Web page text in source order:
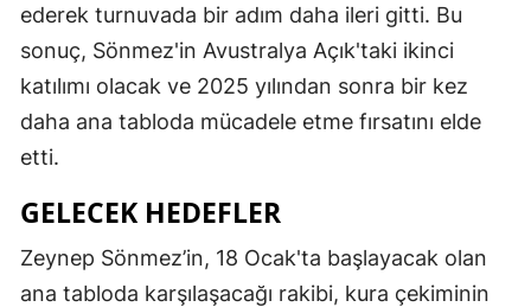
ederek turnuvada bir adım daha ileri gitti. Bu
sonuç, Sönmez'in Avustralya Açık'taki ikinci
katılımı olacak ve 2025 yılından sonra bir kez
daha ana tabloda mücadele etme fırsatını elde
etti.
GELECEK HEDEFLER
Zeynep Sönmez’in, 18 Ocak'ta başlayacak olan
ana tabloda karşılaşacağı rakibi, kura çekiminin